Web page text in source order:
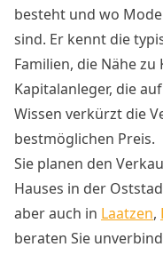
besteht und wo
sind. Er kennt die
Familien, die Nähe
Kapitalanleger, die
Wissen verkürzt die
bestmöglichen Preis.
Sie planen den
Hauses in der
aber auch in Laatzen,
beraten Sie